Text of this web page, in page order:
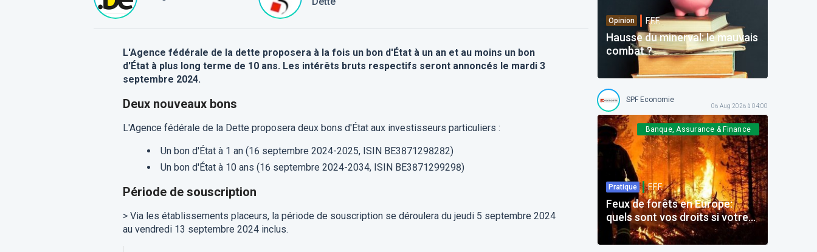
L'Agence fédérale de la dette proposera à la fois un bon d'État à un an et au moins un bon
d'État à plus long terme de 10 ans. Les intérêts bruts respectifs seront annoncés le mardi 3
septembre 2024.
Deux nouveaux bons
L'Agence fédérale de la Dette proposera deux bons d'État aux investisseurs particuliers :
Un bon d'État à 1 an (16 septembre 2024-2025, ISIN BE3871298282)
Un bon d'État à 10 ans (16 septembre 2024-2034, ISIN BE3871299298)
Période de souscription
> Via les établissements placeurs, la période de souscription se déroulera du jeudi 5 septembre 2024
au vendredi 13 septembre 2024 inclus.
Opinion F.F.F.
Hausse du minerval: le mauvais
combat ?
SPF Economie
06 Aug 2026 à 04:00
Banque, Assurance & Finance
Pratique F.F.F.
Feux de forêts en Europe:
quels sont vos droits si votre
voyage est impacté ?